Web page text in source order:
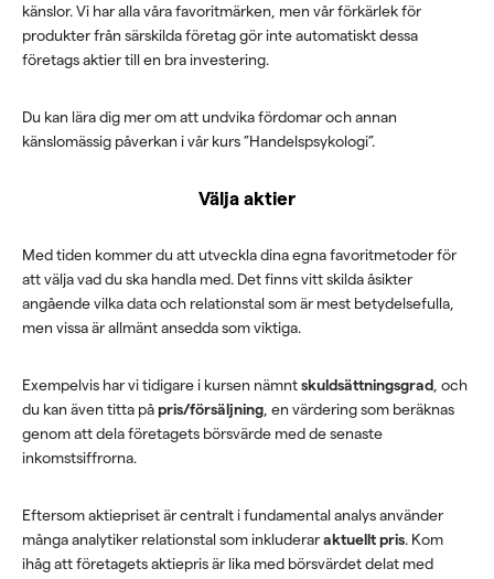
känslor. Vi har alla våra favoritmärken, men vår förkärlek för
produkter från särskilda företag gör inte automatiskt dessa
företags aktier till en bra investering.
Du kan lära dig mer om att undvika fördomar och annan
känslomässig påverkan i vår kurs ”Handelspsykologi”.
Välja aktier
Med tiden kommer du att utveckla dina egna favoritmetoder för
att välja vad du ska handla med. Det finns vitt skilda åsikter
angående vilka data och relationstal som är mest betydelsefulla,
men vissa är allmänt ansedda som viktiga.
Exempelvis har vi tidigare i kursen nämntskuldsättningsgrad, och
du kan även titta påpris/försäljning, en värdering som beräknas
genom att dela företagets börsvärde med de senaste
inkomstsiffrorna.
Eftersom aktiepriset är centralt i fundamental analys använder
många analytiker relationstal som inkluderaraktuellt pris. Kom
ihåg att företagets aktiepris är lika med börsvärdet delat med